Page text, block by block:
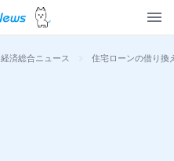
経済総合ニュース > 住宅ローンの借り換